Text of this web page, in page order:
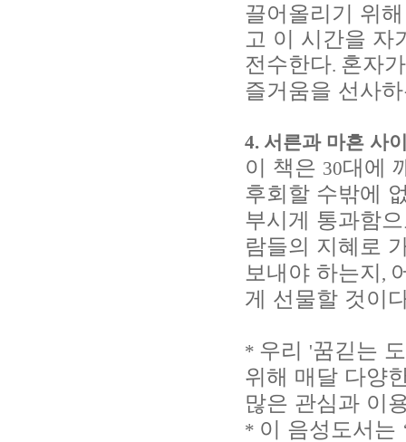
끌어올리기 위
고 이 시간을 자
전수한다. 혼자
즐거움을 선사
4. 서른과 마흔 사
이 책은 30대에
후회할 수밖에
부시게 통과함
람들의 지혜로
보내야 하는지 ,
게 선물할 것이
* 우리 '꿈긷는
위해 매달 다양
많은 관심과 이
* 이 음성도서는